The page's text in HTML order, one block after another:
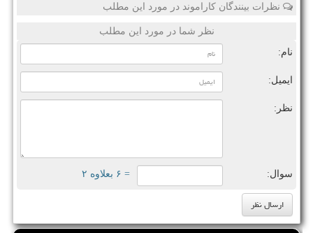
نظرات بینندگان کاراموند در مورد این مطلب
نظر شما در مورد این مطلب
نام:
ایمیل:
نظر:
سوال: = ۶ بعلاوه ۲